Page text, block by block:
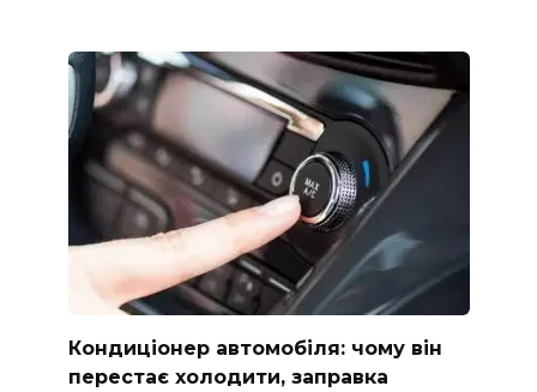
Кондиціонер автомобіля: чому він
перестає холодити, заправка